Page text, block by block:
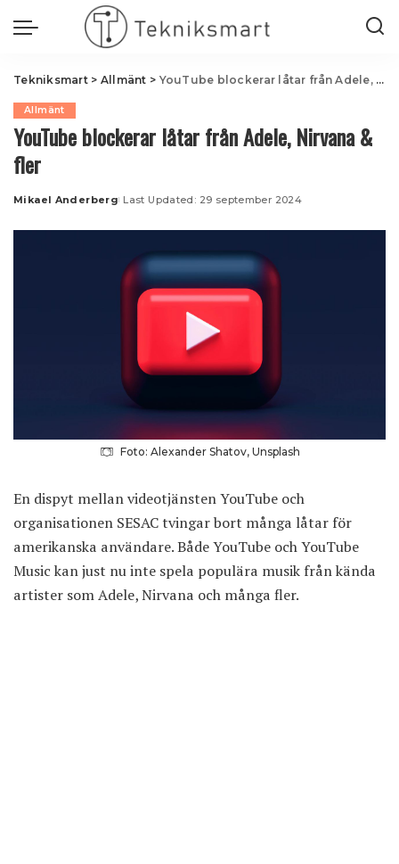
Tekniksmart> Allmänt > YouTube blockerar låtar från Adele, Nirvana & fler
Allmänt
YouTube blockerar låtar från Adele, Nirvana &
fler
Posted
Mikael Anderberg Last Updated: 29 september 2024
Foto: Alexander Shatov, Unsplash
En dispyt mellan videotjänsten YouTube och
organisationen SESAC tvingar bort många låtar för
amerikanska användare. Både YouTube och YouTube
Music kan just nu inte spela populära musik från kända
artister som Adele, Nirvana och många fler.